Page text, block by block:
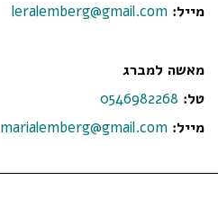
מייל: leralemberg@gmail.com
מאשה למברג
טל: 0546982268
מייל: marialemberg@gmail.com